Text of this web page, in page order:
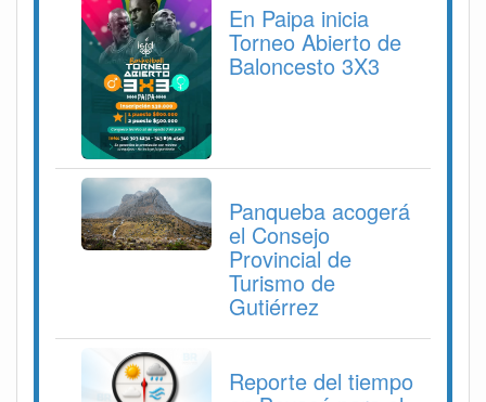
En Paipa inicia
Torneo Abierto de
Baloncesto 3X3
Panqueba acogerá
el Consejo
Provincial de
Turismo de
Gutiérrez
Reporte del tiempo